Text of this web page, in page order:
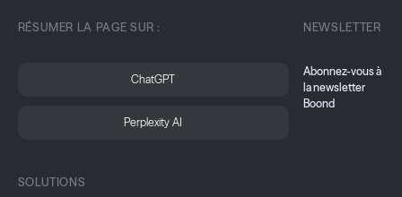
RÉSUMER LA PAGE SUR :
ChatGPT
Perplexity AI
SOLUTIONS
NEWSLETTER
Abonnez-vous à
la newsletter
Boond